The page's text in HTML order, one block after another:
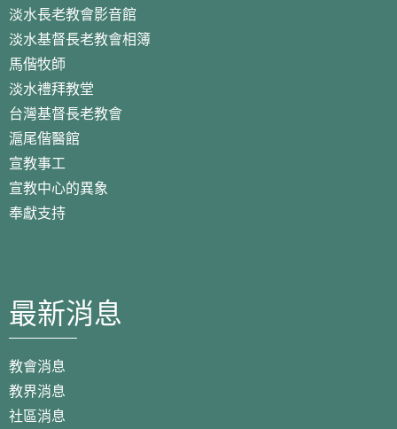
淡水長老教會影音館
淡水基督長老教會相簿
馬偕牧師
淡水禮拜教堂
台灣基督長老教會
滬尾偕醫館
宣教事工
宣教中心的異象
奉獻支持
最新消息
教會消息
教界消息
社區消息